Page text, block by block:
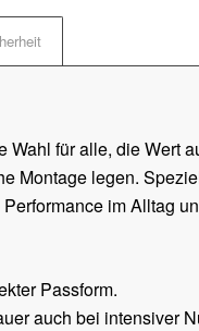
Wahl für alle, die Wert
Montage legen.
im Alltag
Passform.
auch bei intensiver